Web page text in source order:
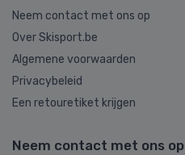
Neem contact met ons op
Over Skisport.be
Algemene voorwaarden
Privacybeleid
Een retouretiket krijgen
Neem contact met ons op